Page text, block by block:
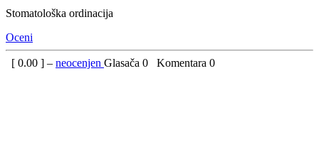
Stomatološka ordinacija
Oceni
[ 0.00 ] – neocenjen Glasača 0 Komentara 0